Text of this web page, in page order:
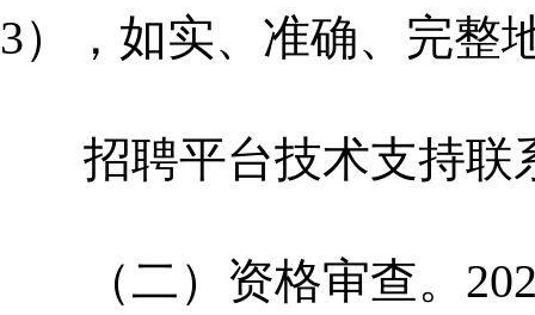
3），如实、准确、完整
招聘平台技术支持联系
（二）资格审查。